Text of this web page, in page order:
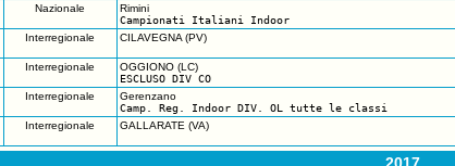
Nazionale
Rimini
Campionati Italiani Indoor
Interregionale CILAVEGNA (PV)
Interregionale
OGGIONO (LC)
ESCLUSO DIV CO
Interregionale
Gerenzano
Camp. Reg. Indoor DIV. OL tutte le classi
Interregionale GALLARATE (VA)